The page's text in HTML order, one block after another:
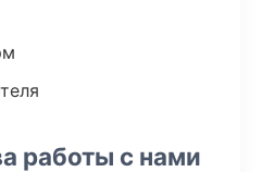
работы с нами